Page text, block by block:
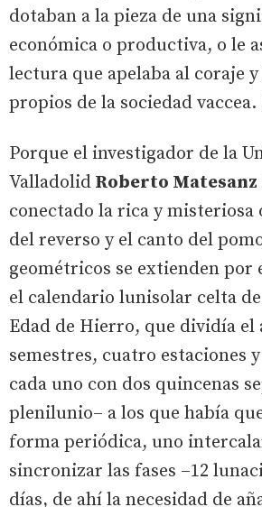
dotaban a la pieza de una
económica o productiva, o le
lectura que apelaba al coraje
propios de la sociedad
Porque el investigador de la
Valladolid Roberto Matesanz
conectado la rica y
del reverso y el canto del
geométricos se extienden por
el calendario lunisolar celta
Edad de Hierro, que dividía el
semestres, cuatro estaciones
cada uno con dos quincenas
plenilunio– a los que había
forma periódica, uno
sincronizar las fases –12
días, de ahí la necesidad de